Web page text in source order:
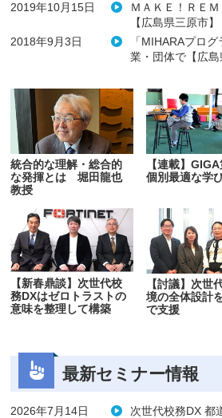
2019年10月15日
ＭＡＫＥ！ＲＥ
【広島県三原市】
2018年9月3日
「MIHARAプロ
業・団体で【広島
統合的な理解・総合的
な発揮とは 堀田龍也
教授
【連載】
個別最適な学
【新春鼎談】次世代校
務DXはゼロトラストの
意味を整理して構築
【討議】次世
境の全体設計
で支援
最新セミナー情報
2026年7月14日
次世代校務DX 都